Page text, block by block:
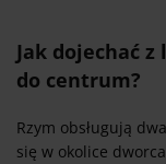
Jak dojechać
do centrum?
Rzym obsługują
się w okolice